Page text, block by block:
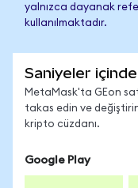
yalnızca dayanak
kullanılmaktadır.
Saniyeler
MetaMask'ta GEon
takas edin ve
kripto cüzdanı.
Google Play